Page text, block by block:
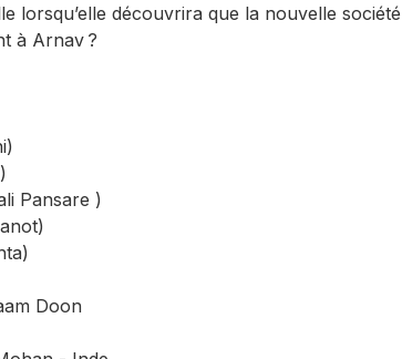
lorsqu’elle découvrira que la nouvelle société
à Arnav ?
Pansare )
Doon